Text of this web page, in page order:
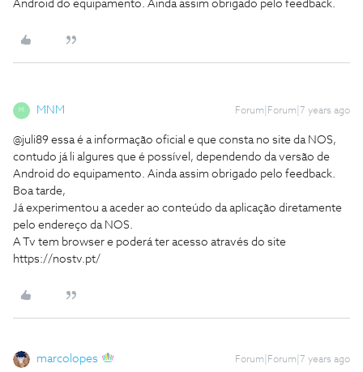
Android do equipamento. Ainda assim obrigado pelo feedback.
M MNM Forum|Forum|7 years ago
@juli89 essa é a informação oficial e que consta no site da NOS,
contudo já li algures que é possível, dependendo da versão de
Android do equipamento. Ainda assim obrigado pelo feedback.
Boa tarde,
Já experimentou a aceder ao conteúdo da aplicação diretamente
pelo endereço da NOS.
A Tv tem browser e poderá ter acesso através do site
https://nostv.pt/
marcolopes Forum|Forum|7 years ago